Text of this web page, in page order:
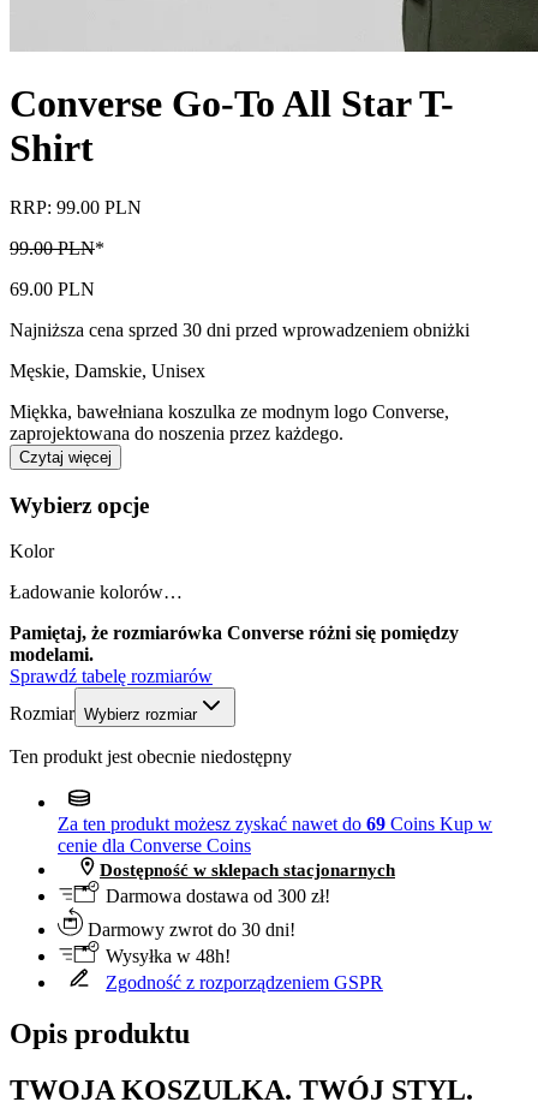
Converse Go-To All Star T-
Shirt
RRP: 99.00 PLN
99.00 PLN*
69.00 PLN
Najniższa cena sprzed 30 dni przed wprowadzeniem obniżki
Męskie, Damskie, Unisex
Miękka, bawełniana koszulka ze modnym logo Converse,
zaprojektowana do noszenia przez każdego.
Czytaj więcej
Wybierz opcje
Kolor
Ładowanie kolorów…
Pamiętaj, że rozmiarówka Converse różni się pomiędzy
modelami.
Sprawdź tabelę rozmiarów
Rozmiar Wybierz rozmiar
Ten produkt jest obecnie niedostępny
Za ten produkt możesz zyskać nawet do 69 Coins Kup w
cenie dla Converse Coins
Dostępność w sklepach stacjonarnych
Darmowa dostawa od 300 zł!
Darmowy zwrot do 30 dni!
Wysyłka w 48h!
Zgodność z rozporządzeniem GSPR
Opis produktu
TWOJA KOSZULKA. TWÓJ STYL.